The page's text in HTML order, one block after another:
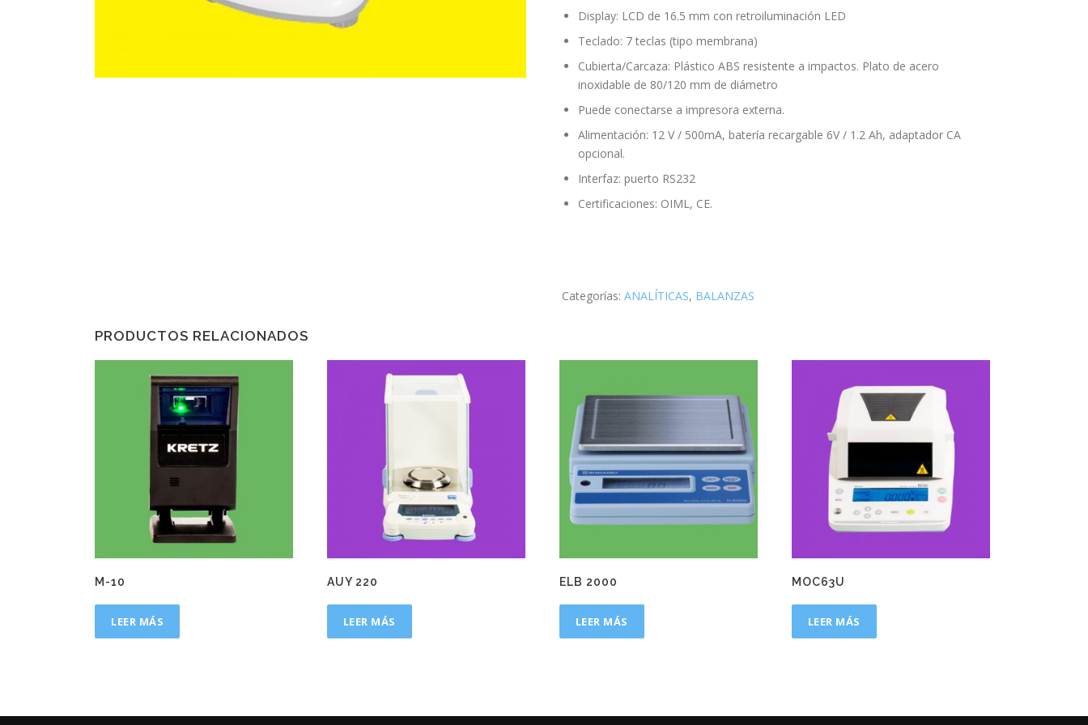
Display: LCD de 16.5 mm con retroiluminación LED
Teclado: 7 teclas (tipo membrana)
Cubierta/Carcaza: Plástico ABS resistente a impactos. Plato de acero
inoxidable de 80/120 mm de diámetro
Puede conectarse a impresora externa.
Alimentación: 12 V / 500mA, batería recargable 6V / 1.2 Ah, adaptador CA
opcional.
Interfaz: puerto RS232
Certificaciones: OIML, CE.
Categorías:ANALÍTICAS, BALANZAS
PRODUCTOS RELACIONADOS
M-10
LEER MÁS
AUY 220
LEER MÁS
ELB 2000
LEER MÁS
MOC63U
LEER MÁS